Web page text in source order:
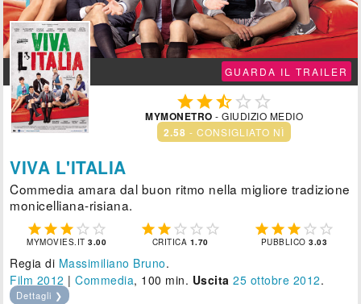
GUARDA IL TRAILER
  
MYMONETRO - GIUDIZIO MEDIO
2.58 - CONSIGLIATO NÌ
VIVA L'ITALIA
Commedia amara dal buon ritmo nella migliore tradizione
monicelliana-risiana.
    
MYMOVIES.IT3.00
    
CRITICA 1.70
    
PUBBLICO3.03
Regia di Massimiliano Bruno.
Film 2012 |Commedia, 100 min. Uscita 25 ottobre 2012.
Dettagli ❯